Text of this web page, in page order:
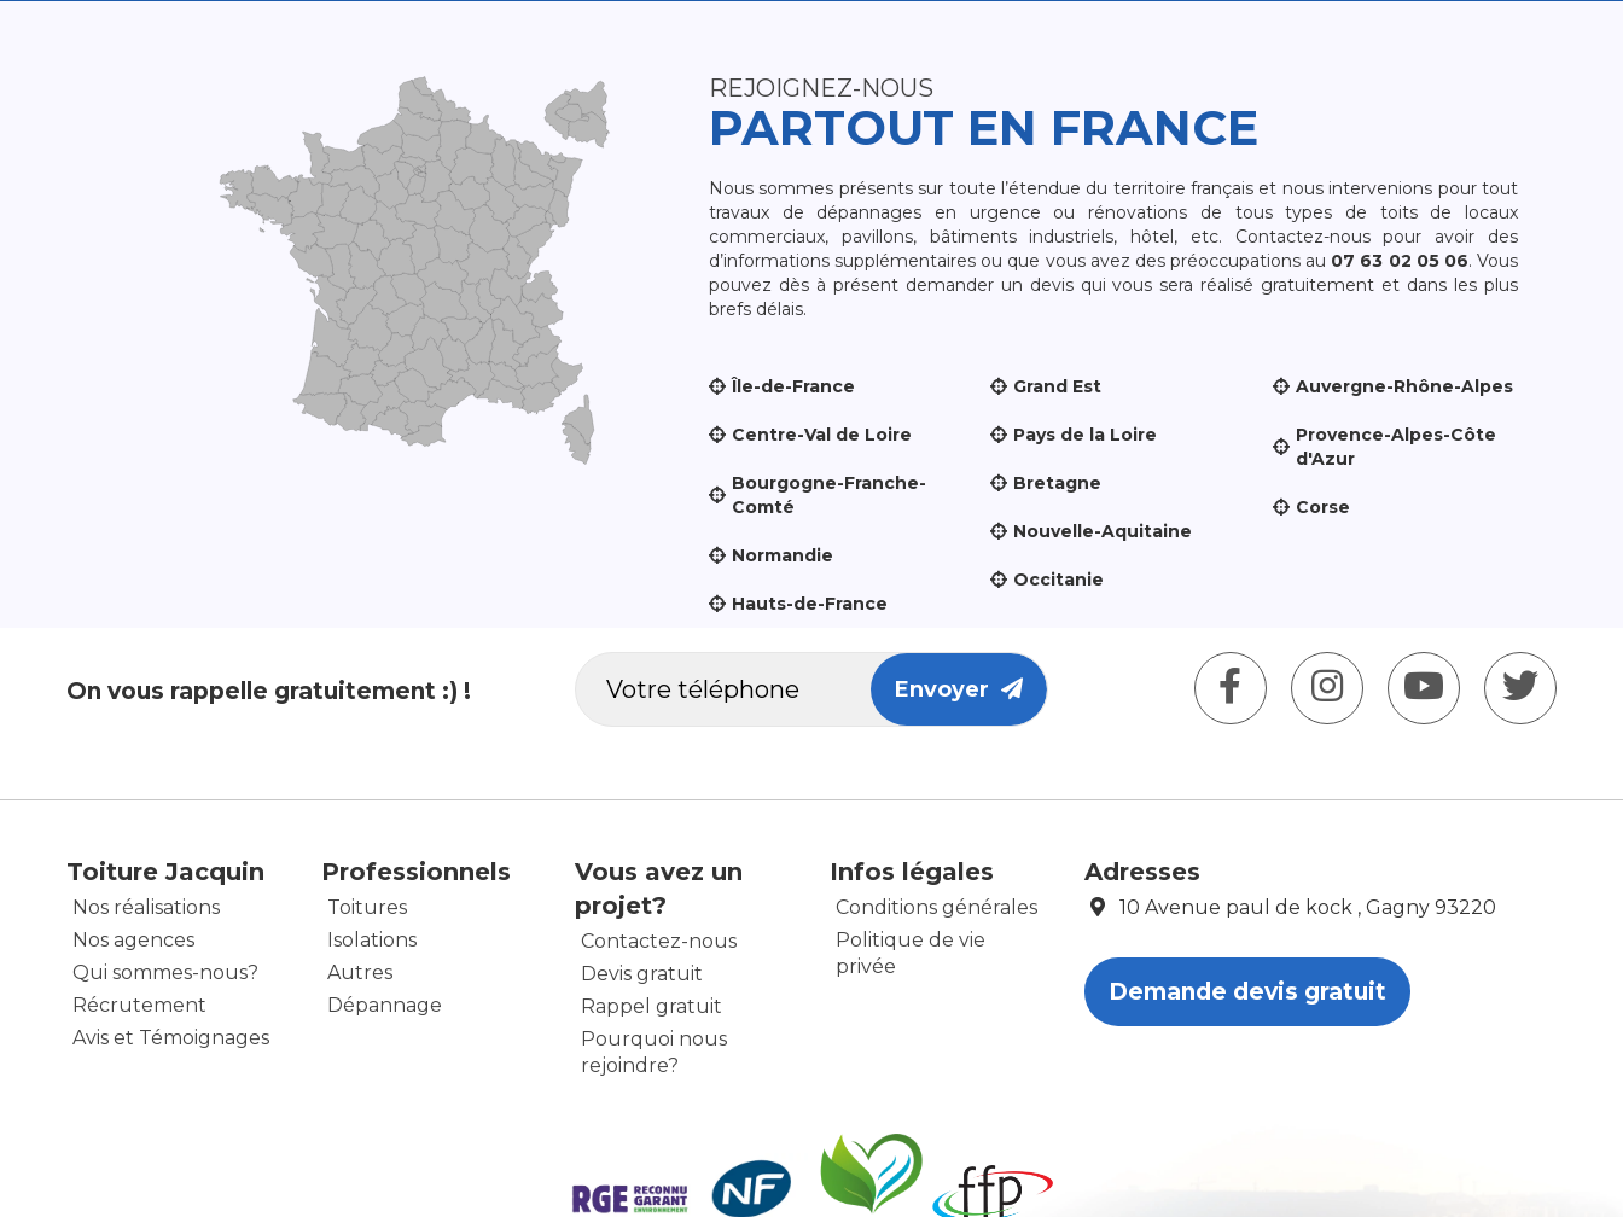
REJOIGNEZ-NOUS
PARTOUT EN FRANCE
Nous sommes présents sur toute l’étendue du territoire français et nous intervenions pour tout
travaux de dépannages en urgence ou rénovations de tous types de toits de locaux
commerciaux, pavillons, bâtiments industriels, hôtel, etc. Contactez-nous pour avoir des
d’informations supplémentaires ou que vous avez des préoccupations au 07 63 02 05 06. Vous
pouvez dès à présent demander un devis qui vous sera réalisé gratuitement et dans les plus
brefs délais.
Île-de-France
Centre-Val de Loire
Bourgogne-Franche-
Comté
Normandie
Hauts-de-France
Grand Est
Pays de la Loire
Bretagne
Nouvelle-Aquitaine
Occitanie
Auvergne-Rhône-Alpes
Provence-Alpes-Côte
d'Azur
Corse
On vous rappelle gratuitement :) ! Envoyer
Toiture Jacquin
Nos réalisations
Nos agences
Qui sommes-nous?
Récrutement
Avis et Témoignages
Professionnels
Toitures
Isolations
Autres
Dépannage
Vous avez un
projet?
Contactez-nous
Devis gratuit
Rappel gratuit
Pourquoi nous
rejoindre?
Infos légales
Conditions générales
Politique de vie
privée
Adresses
10 Avenue paul de kock , Gagny 93220
Demande devis gratuit